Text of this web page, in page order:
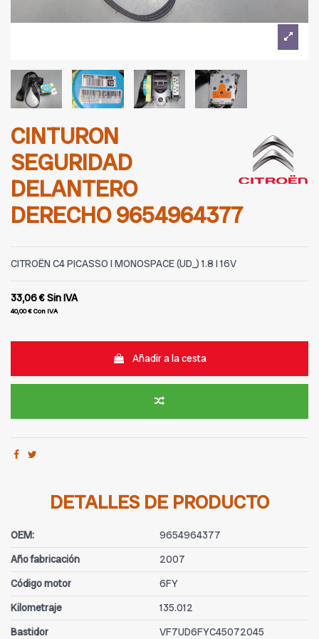
CINTURON
SEGURIDAD
DELANTERO
DERECHO 9654964377
CITROËN C4 PICASSO I MONOSPACE (UD_) 1.8 I 16V
33,06 €Sin IVA
40,00 €Con IVA
Añadir a la cesta
DETALLES DE PRODUCTO
OEM:
9654964377
Año fabricación
2007
Código motor
6FY
Kilometraje
135.012
Bastidor
VF7UD6FYC45072045